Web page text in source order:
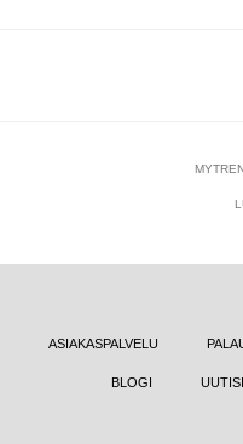
ASIAKASPALVELU
BLOGI